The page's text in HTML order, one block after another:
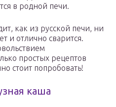
в родной печи.
как из русской печи, ни
и отлично сварится.
простых рецептов
стоит попробовать!
каша